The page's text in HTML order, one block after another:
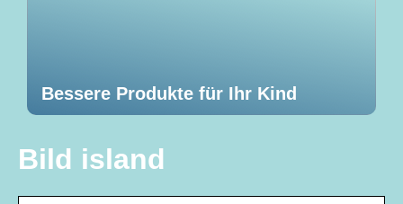
Bessere Produkte für Ihr Kind
Bild island